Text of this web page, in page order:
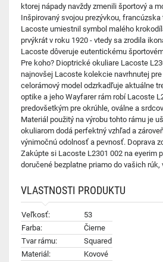
ktorej nápady navždy zmenili športový a
Inšpirovaný svojou prezývkou,
Lacoste umiestnil symbol malého
prvýkrát v roku 1920 - vtedy sa zrodila
Lacoste dôveruje eutentickému
Pre koho? Dioptrické okuliare Lacoste
najnovšej Lacoste kolekcie navrhnutej
celorámový model odzrkadľuje aktuálne
optike a jeho Wayfarer rám robí Lacoste
predovšetkým pre okrúhle, oválne a
Materiál použitý na výrobu tohto rámu je
okuliarom dodá perfektný vzhľad a
výnimočnú odolnosť a pevnosť. Doprava
Zakúpte si Lacoste L2301 002 na eyerim
doručené bezplatne priamo do vašich rúk,
VLASTNOSTI PRODUKTU
Veľkosť:
53
Farba:
Čierne
Tvar rámu:
Squared
Materiál:
Kovové